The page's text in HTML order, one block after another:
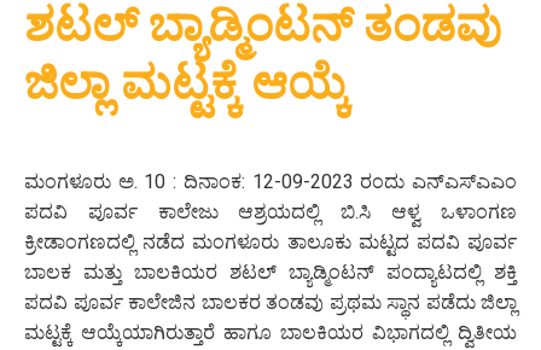
ಶಟಲ್ ಬ್ಯಾಡ್ಮಿಂಟನ್ ತಂಡವು
ಜಿಲ್ಲಾ ಮಟ್ಟಕ್ಕೆ ಆಯ್ಕೆ
ಮಂಗಳೂರು ಅ. 10 : ದಿನಾಂಕ: 12-09-2023 ರಂದು ಎನ್‌ಎಸ್‌ಎಎಂ
ಪದವಿ ಪೂರ್ವ ಕಾಲೇಜು ಆಶ್ರಯದಲ್ಲಿ ಬಿ.ಸಿ ಆಳ್ವ ಒಳಾಂಗಣ
ಕ್ರೀಡಾಂಗಣದಲ್ಲಿ ನಡೆದ ಮಂಗಳೂರು ತಾಲೂಕು ಮಟ್ಟದ ಪದವಿ ಪೂರ್ವ
ಬಾಲಕ ಮತ್ತು ಬಾಲಕಿಯರ ಶಟಲ್ ಬ್ಯಾಡ್ಮಿಂಟನ್ ಪಂದ್ಯಾಟದಲ್ಲಿ ಶಕ್ತಿ
ಪದವಿ ಪೂರ್ವ ಕಾಲೇಜಿನ ಬಾಲಕರ ತಂಡವು ಪ್ರಥಮ ಸ್ಥಾನ ಪಡೆದು ಜಿಲ್ಲಾ
ಮಟ್ಟಕ್ಕೆ ಆಯ್ಕೆಯಾಗಿರುತ್ತಾರೆ ಹಾಗೂ ಬಾಲಕಿಯರ ವಿಭಾಗದಲ್ಲಿ ದ್ವಿತೀಯ